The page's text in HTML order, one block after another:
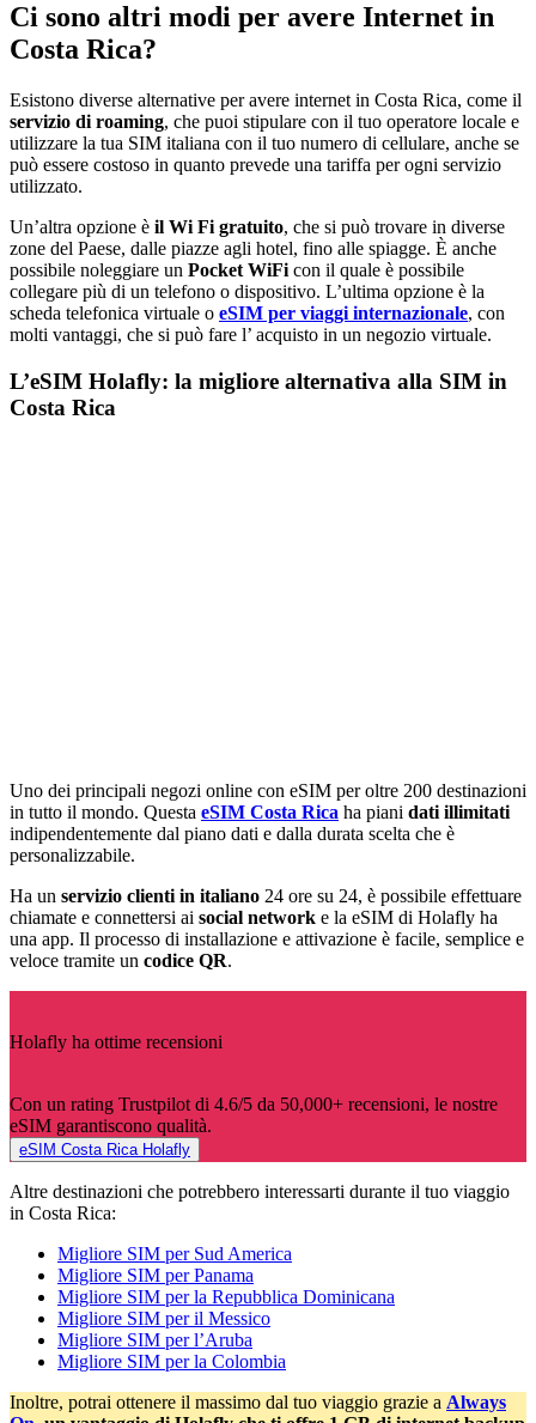
Ci sono altri modi per avere Internet in
Costa Rica?
Esistono diverse alternative per avere internet in Costa Rica, come il
servizio di roaming, che puoi stipulare con il tuo operatore locale e
utilizzare la tua SIM italiana con il tuo numero di cellulare, anche se
può essere costoso in quanto prevede una tariffa per ogni servizio
utilizzato.
Un’altra opzione è il Wi Fi gratuito, che si può trovare in diverse
zone del Paese, dalle piazze agli hotel, fino alle spiagge. È anche
possibile noleggiare un Pocket WiFi con il quale è possibile
collegare più di un telefono o dispositivo. L’ultima opzione è la
scheda telefonica virtuale o eSIM per viaggi internazionale, con
molti vantaggi, che si può fare l’ acquisto in un negozio virtuale.
L’eSIM Holafly: la migliore alternativa alla SIM in
Costa Rica
Uno dei principali negozi online con eSIM per oltre 200 destinazioni
in tutto il mondo. Questa eSIM Costa Rica ha piani dati illimitati
indipendentemente dal piano dati e dalla durata scelta che è
personalizzabile.
Ha un servizio clienti in italiano 24 ore su 24, è possibile effettuare
chiamate e connettersi ai social network e la eSIM di Holafly ha
una app. Il processo di installazione e attivazione è facile, semplice e
veloce tramite un codice QR.
Holafly ha ottime recensioni
Con un rating Trustpilot di 4.6/5 da 50,000+ recensioni, le nostre
eSIM garantiscono qualità.
eSIM Costa Rica Holafly
Altre destinazioni che potrebbero interessarti durante il tuo viaggio
in Costa Rica:
Migliore SIM per Sud America
Migliore SIM per Panama
Migliore SIM per la Repubblica Dominicana
Migliore SIM per il Messico
Migliore SIM per l’Aruba
Migliore SIM per la Colombia
Inoltre, potrai ottenere il massimo dal tuo viaggio grazie a Always